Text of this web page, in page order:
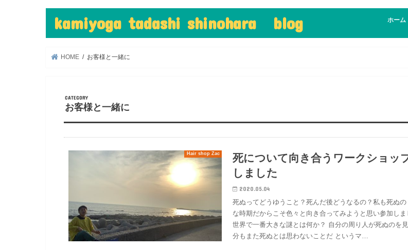
kamiyoga tadashi shinohara blog ホーム
HOME お客様と一緒に
お客様と一緒に
Hair shop Zac
死について向き合うワークショッ
しました
2020.05.04
死ぬってどうゆうこと？死んだ後どうなるの？私も死ぬの
な時期だからこそ色々と向き合ってみようと思い参加しま
世界で一番大きな謎とは何か？ 自分の周り人が死ぬのを
分もまた死ぬとは思わないことだ というマ…